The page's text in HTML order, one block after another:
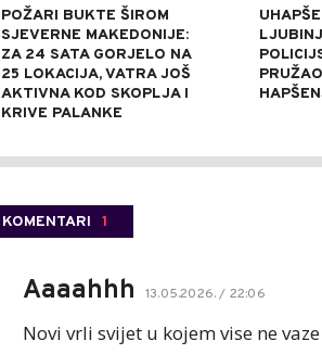
POŽARI BUKTE ŠIROM
SJEVERNE MAKEDONIJE:
ZA 24 SATA GORJELO NA
25 LOKACIJA, VATRA JOŠ
AKTIVNA KOD SKOPLJA I
KRIVE PALANKE
KOMENTARI 1
Aaaahhh 13.05.2026. / 22:06
Novi vrli svijet u kojem vise ne